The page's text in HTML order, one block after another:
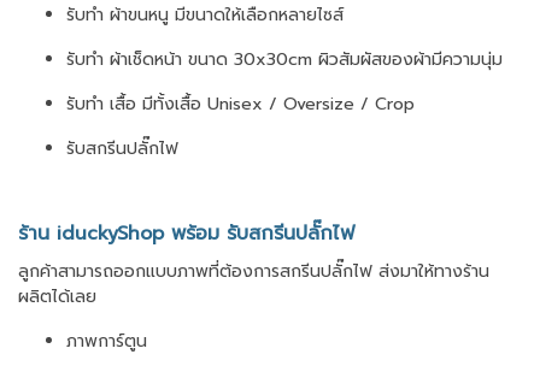
รับทำ ผ้าขนหนู มีขนาดให้เลือกหลายไซส์
รับทำ ผ้าเช็ดหน้า ขนาด 30x30cm ผิวสัมผัสของผ้ามีความนุ่ม
รับทำ เสื้อ มีทั้งเสื้อ Unisex / Oversize / Crop
รับสกรีนปลั๊กไฟ
ร้าน iduckyShop พร้อม รับสกรีนปลั๊กไฟ
ลูกค้าสามารถออกแบบภาพที่ต้องการสกรีนปลั๊กไฟ ส่งมาให้ทางร้าน
ผลิตได้เลย
ภาพการ์ตูน